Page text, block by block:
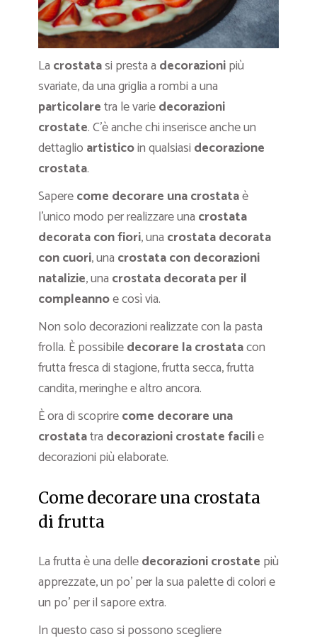
La crostatasi presta a decorazionipiù
svariate, da una griglia a rombi a una
particolaretra le variedecorazioni
crostate. C’è anche chi inserisce anche un
dettaglio artisticoin qualsiasi decorazione
crostata.
Saperecome decorare una crostataè
l’unico modo per realizzare una crostata
decorata con fiori, una crostatadecorata
con cuori, una crostata con decorazioni
natalizie, una crostata decorata per il
compleannoe così via.
Non solo decorazioni realizzate con la pasta
frolla. È possibiledecorare la crostatacon
frutta fresca di stagione, frutta secca, frutta
candita, meringhe e altro ancora.
È ora di scoprirecome decorare una
crostatatra decorazioni crostate facilie
decorazioni più elaborate.
Come decorare una crostata
di frutta
La frutta è una delledecorazioni crostate più
apprezzate, un po’ per la sua palette di colori e
un po’ per il sapore extra.
In questo caso si possono scegliere